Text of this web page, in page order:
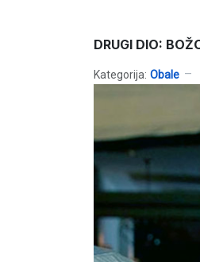
DRUGI DIO:
Kategorija: Obale